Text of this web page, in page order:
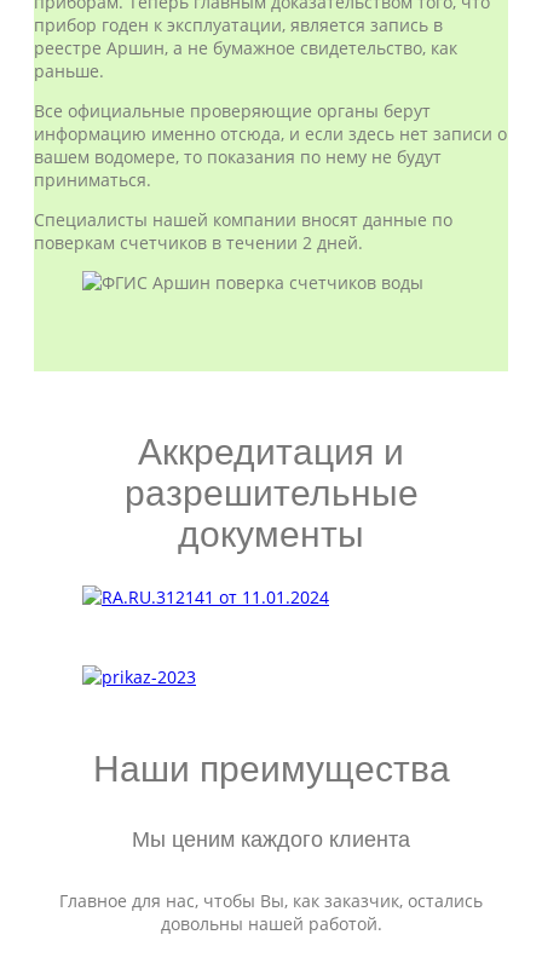
прибор годен к эксплуатации, является запись в
реестре Аршин, а не бумажное свидетельство, как
раньше.
Все официальные проверяющие органы берут
информацию именно отсюда, и если здесь нет записи о
вашем водомере, то показания по нему не будут
приниматься.
Специалисты нашей компании вносят данные по
поверкам счетчиков в течении 2 дней.
Аккредитация и
разрешительные
документы
Наши преимущества
Мы ценим каждого клиента
Главное для нас, чтобы Вы, как заказчик, остались
довольны нашей работой.